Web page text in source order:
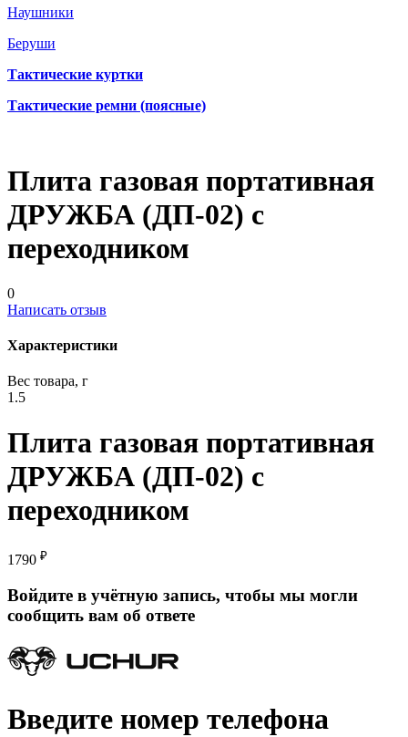
Наушники
Беруши
Тактические куртки
Тактические ремни (поясные)
Плита газовая портативная
ДРУЖБА (ДП-02) с
переходником
0
Написать отзыв
Характеристики
Вес товара, г
1.5
Плита газовая портативная
ДРУЖБА (ДП-02) с
переходником
1790 ₽
Войдите в учётную запись, чтобы мы могли
сообщить вам об ответе
Введите номер телефона